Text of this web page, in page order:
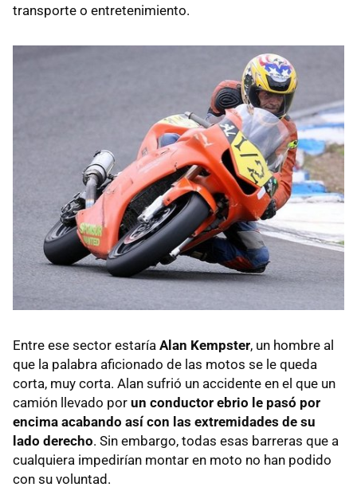
transporte o entretenimiento.
Entre ese sector estaría Alan Kempster, un hombre al
que la palabra aficionado de las motos se le queda
corta, muy corta. Alan sufrió un accidente en el que un
camión llevado por un conductor ebrio le pasó por
encima acabando así con las extremidades de su
lado derecho. Sin embargo, todas esas barreras que a
cualquiera impedirían montar en moto no han podido
con su voluntad.